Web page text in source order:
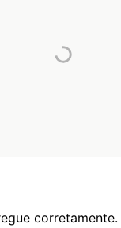
corretamente.